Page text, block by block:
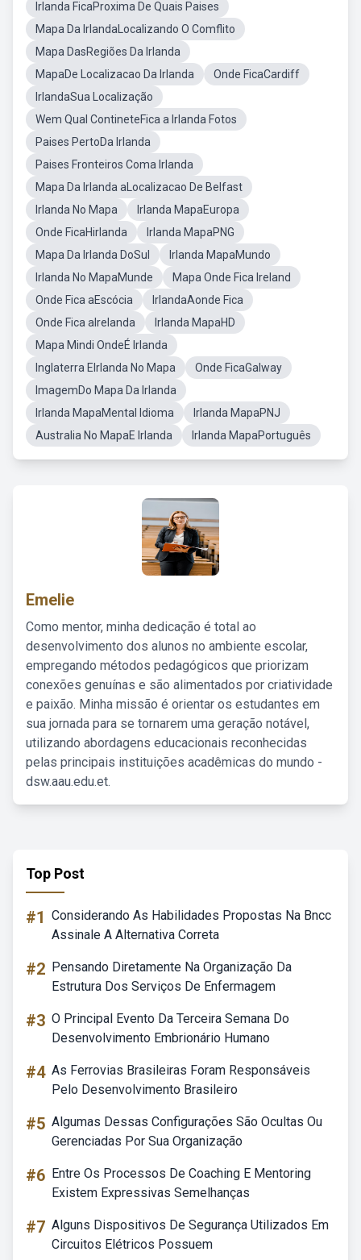
Irlanda FicaProxima De Quais Paises
Mapa Da IrlandaLocalizando O Comflito
Mapa DasRegiões Da Irlanda
MapaDe Localizacao Da Irlanda
Onde FicaCardiff
IrlandaSua Localização
Wem Qual ContineteFica a Irlanda Fotos
Paises PertoDa Irlanda
Paises Fronteiros Coma Irlanda
Mapa Da Irlanda aLocalizacao De Belfast
Irlanda No Mapa
Irlanda MapaEuropa
Onde FicaHirlanda
Irlanda MapaPNG
Mapa Da Irlanda DoSul
Irlanda MapaMundo
Irlanda No MapaMunde
Mapa Onde Fica Ireland
Onde Fica aEscócia
IrlandaAonde Fica
Onde Fica aIrelanda
Irlanda MapaHD
Mapa Mindi OndeÉ Irlanda
Inglaterra EIrlanda No Mapa
Onde FicaGalway
ImagemDo Mapa Da Irlanda
Irlanda MapaMental Idioma
Irlanda MapaPNJ
Australia No MapaE Irlanda
Irlanda MapaPortuguês
Emelie
Como mentor, minha dedicação é total ao
desenvolvimento dos alunos no ambiente escolar,
empregando métodos pedagógicos que priorizam
conexões genuínas e são alimentados por criatividade
e paixão. Minha missão é orientar os estudantes em
sua jornada para se tornarem uma geração notável,
utilizando abordagens educacionais reconhecidas
pelas principais instituições acadêmicas do mundo -
dsw.aau.edu.et.
Top Post
#1 Considerando As Habilidades Propostas Na Bncc
Assinale A Alternativa Correta
#2 Pensando Diretamente Na Organização Da
Estrutura Dos Serviços De Enfermagem
#3 O Principal Evento Da Terceira Semana Do
Desenvolvimento Embrionário Humano
#4 As Ferrovias Brasileiras Foram Responsáveis
Pelo Desenvolvimento Brasileiro
#5 Algumas Dessas Configurações São Ocultas Ou
Gerenciadas Por Sua Organização
#6 Entre Os Processos De Coaching E Mentoring
Existem Expressivas Semelhanças
#7 Alguns Dispositivos De Segurança Utilizados Em
Circuitos Elétricos Possuem